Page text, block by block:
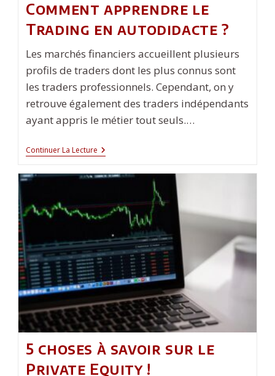
Comment apprendre le
Trading en autodidacte ?
Les marchés financiers accueillent plusieurs
profils de traders dont les plus connus sont
les traders professionnels. Cependant, on y
retrouve également des traders indépendants
ayant appris le métier tout seuls.…
Continuer La Lecture Comment
Apprendre
Trading
?
5 choses à savoir sur le
Private Equity !